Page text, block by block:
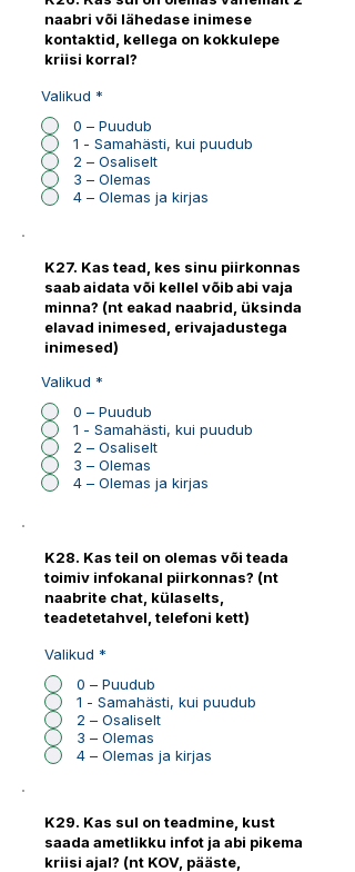
naabri või lähedase inimese
kontaktid, kellega on kokkulepe
kriisi korral?
Valikud *
0 – Puudub
1 - Samahästi, kui puudub
2 – Osaliselt
3 – Olemas
4 – Olemas ja kirjas
K27. Kas tead, kes sinu piirkonnas
saab aidata või kellel võib abi vaja
minna? (nt eakad naabrid, üksinda
elavad inimesed, erivajadustega
inimesed)
Valikud *
0 – Puudub
1 - Samahästi, kui puudub
2 – Osaliselt
3 – Olemas
4 – Olemas ja kirjas
K28. Kas teil on olemas või teada
toimiv infokanal piirkonnas? (nt
naabrite chat, külaselts,
teadetetahvel, telefoni kett)
Valikud *
0 – Puudub
1 - Samahästi, kui puudub
2 – Osaliselt
3 – Olemas
4 – Olemas ja kirjas
K29. Kas sul on teadmine, kust
saada ametlikku infot ja abi pikema
kriisi ajal? (nt KOV, pääste,